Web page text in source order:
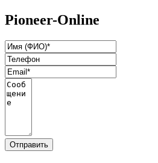
Pioneer-Online